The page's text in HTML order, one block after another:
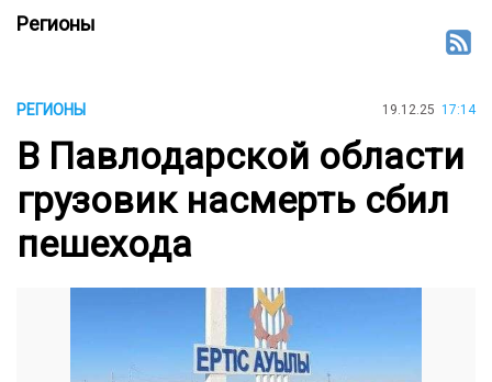
Регионы
РЕГИОНЫ 19.12.25 17:14
В Павлодарской области
грузовик насмерть сбил
пешехода